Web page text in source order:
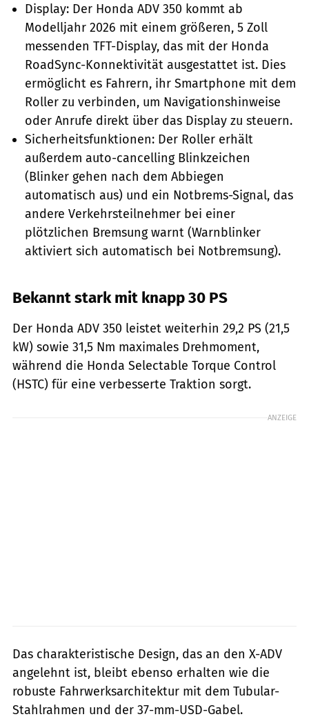
Display: Der Honda ADV 350 kommt ab
Modelljahr 2026 mit einem größeren, 5 Zoll
messenden TFT-Display, das mit der Honda
RoadSync-Konnektivität ausgestattet ist. Dies
ermöglicht es Fahrern, ihr Smartphone mit dem
Roller zu verbinden, um Navigationshinweise
oder Anrufe direkt über das Display zu steuern.
Sicherheitsfunktionen: Der Roller erhält
außerdem auto-cancelling Blinkzeichen
(Blinker gehen nach dem Abbiegen
automatisch aus) und ein Notbrems-Signal, das
andere Verkehrsteilnehmer bei einer
plötzlichen Bremsung warnt (Warnblinker
aktiviert sich automatisch bei Notbremsung).
Bekannt stark mit knapp 30 PS
Der Honda ADV 350 leistet weiterhin 29,2 PS (21,5
kW) sowie 31,5 Nm maximales Drehmoment,
während die Honda Selectable Torque Control
(HSTC) für eine verbesserte Traktion sorgt.
ANZEIGE
Das charakteristische Design, das an den X-ADV
angelehnt ist, bleibt ebenso erhalten wie die
robuste Fahrwerksarchitektur mit dem Tubular-
Stahlrahmen und der 37-mm-USD-Gabel.